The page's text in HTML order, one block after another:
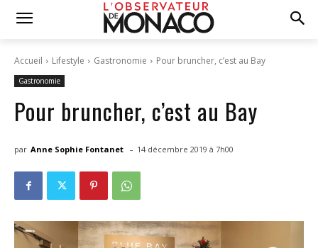
Accueil Lifestyle Gastronomie Pour bruncher, c’est au Bay
Gastronomie
Pour bruncher, c’est au Bay
par Anne Sophie Fontanet - 14 décembre 2019 à 7h00